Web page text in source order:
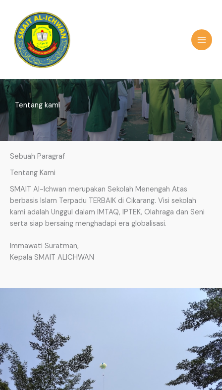
content
Tentang kami
Sebuah Paragraf
Tentang Kami
SMAIT Al-Ichwan merupakan Sekolah Menengah Atas
berbasis Islam Terpadu TERBAIK di Cikarang. Visi sekolah
kami adalah Unggul dalam IMTAQ, IPTEK, Olahraga dan Seni
serta siap bersaing menghadapi era globalisasi.
Immawati Suratman,
Kepala SMAIT ALICHWAN